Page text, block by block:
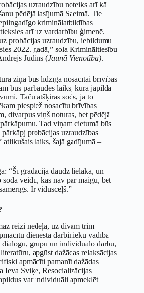
uzraudzību noteiks arī kā
pēdējā lasījumā Saeimā. Tie
kriminālatbildības
arī uz vardarbību ģimenē.
probācijas uzraudzību, iebildumu
2022. gadā,” sola Krimināltiesību
Judins (Jaunā Vienotība).
ziņā būs līdzīga nosacītai brīvības
būs pārbaudes laiks, kurā jāpilda
Taču atšķiras sods, ja to
piespiež nosacītu brīvības
divarpus viņš noturas, bet pēdējā
Tad viņam cietumā būs
probācijas uzraudzības
atlikušais laiks, šajā gadījumā –
“Šī gradācija daudz lielāka, un
soda veidu, kas nav par maigu, bet
Ir vidusceļš.”
reizi nedēļā, uz divām trim
dienesta darbinieku vadībā
dialogu, grupu un individuālo darbu,
apgūst dažādas relaksācijas
apmācīti pamanīt dažādas
Ieva Sviķe, Resocializācijas
var individuāli apmeklēt